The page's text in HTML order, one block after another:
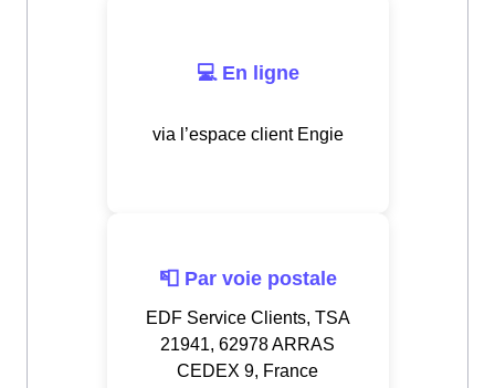
💻 En ligne
via l’espace client Engie
📮 Par voie postale
EDF Service Clients, TSA
21941, 62978 ARRAS
CEDEX 9, France